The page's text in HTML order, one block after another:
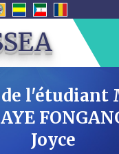
l'étudiant
Joyce